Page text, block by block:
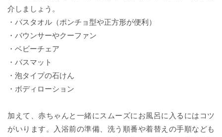
介しましょう。
・バスタオル（ポンチョ型や正方形が便利）
・バウンサーやクーファン
・ベビーチェア
・バスマット
・泡タイプの石けん
・ボディローション
加えて、赤ちゃんと一緒にスムーズにお風呂に入るにはコツ
がいります。入浴前の準備、洗う順番や着替えの手順なども